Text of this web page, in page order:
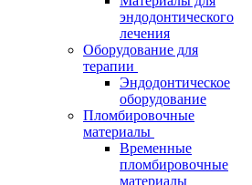
эндодонтического
лечения
Оборудование для
терапии
Эндодонтическое
оборудование
Пломбировочные
материалы
Временные
пломбировочные
материалы